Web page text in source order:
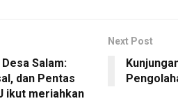
Salam:
dan Pentas
ikut meriahkan
Next Post